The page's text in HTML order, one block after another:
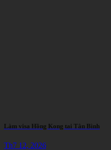
Làm visa Hồng Kong tai Tân Bình
Th7 12, 2026